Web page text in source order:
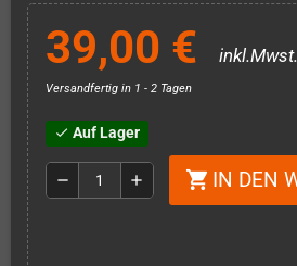
39,00 €
Versandfertig in 1 - 2 Tagen
check Auf Lager
remove add shopping_cart IN DEN